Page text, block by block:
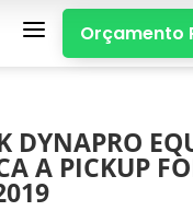
a Orçamento
DYNAPRO
A PICKUP